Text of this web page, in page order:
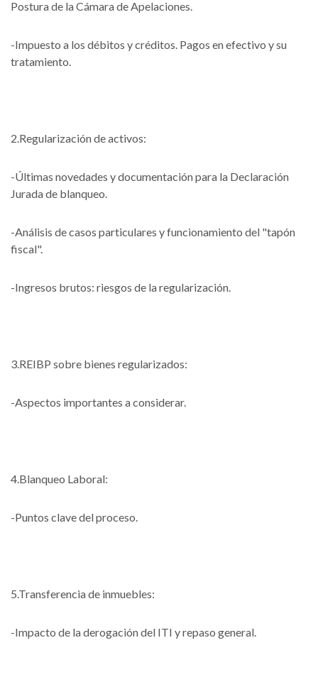
Postura de la Cámara de Apelaciones.
-Impuesto a los débitos y créditos. Pagos en efectivo y su
tratamiento.
2.Regularización de activos:
-Últimas novedades y documentación para la Declaración
Jurada de blanqueo.
-Análisis de casos particulares y funcionamiento del "tapón
fiscal".
-Ingresos brutos: riesgos de la regularización.
3.REIBP sobre bienes regularizados:
-Aspectos importantes a considerar.
4.Blanqueo Laboral:
-Puntos clave del proceso.
5.Transferencia de inmuebles:
-Impacto de la derogación del ITI y repaso general.